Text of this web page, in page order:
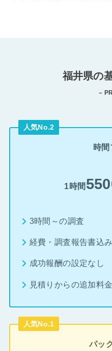
福井県の
–
人気No.2
時
1時間
3時間～の調査
経費・調査報告書込み
成功報酬の設定なし
見積りからの追加料
人気No.1
パッ